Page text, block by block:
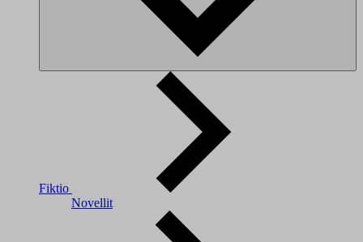
Fiktio
Novellit